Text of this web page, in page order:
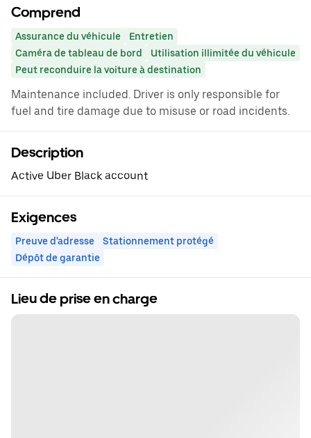
Comprend
Assurance du véhicule
Entretien
Caméra de tableau de bord
Utilisation illimitée du véhicule
Peut reconduire la voiture à destination
Maintenance included. Driver is only responsible for
fuel and tire damage due to misuse or road incidents.
Description
Active Uber Black account
Exigences
Preuve d'adresse
Stationnement protégé
Dépôt de garantie
Lieu de prise en charge